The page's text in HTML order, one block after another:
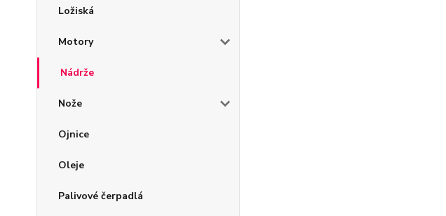
Ložiská
Motory
Nádrže
Nože
Ojnice
Oleje
Palivové čerpadlá